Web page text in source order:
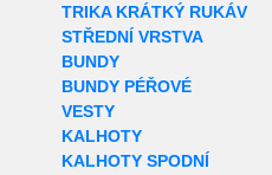
TRIKA KRÁTKÝ RUKÁV
STŘEDNÍ VRSTVA
BUNDY
BUNDY PÉŘOVÉ
VESTY
KALHOTY
KALHOTY SPODNÍ